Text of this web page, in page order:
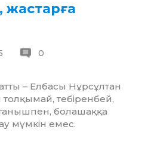
жастарға
0
– Елбасы Нұрсұлтан
тебіренбей,
болашаққа
мүмкін емес.